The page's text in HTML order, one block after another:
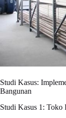
Studi Kasus:
Bangunan
Studi Kasus 1: